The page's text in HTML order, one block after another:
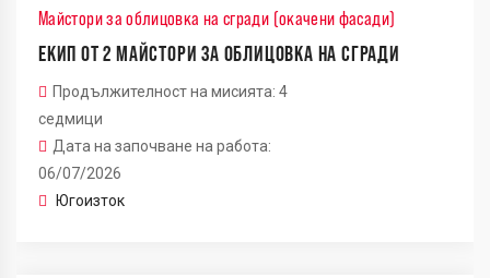
Майстори за облицовка на сгради (окачени фасади)
ЕКИП ОТ 2 МАЙСТОРИ ЗА ОБЛИЦОВКА НА СГРАДИ
Продължителност на мисията: 4
седмици
Дата на започване на работа:
06/07/2026
Югоизток